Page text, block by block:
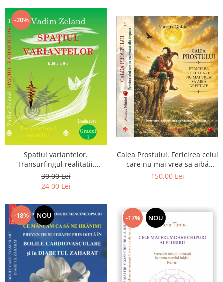
-20%
Spatiul variantelor.
Transurfingul realitatii.
Gradul 1. Cum sa ne
dezvoltam intuitia si sa ne
30,00 Lei
24,00 Lei
Calea Prostului. Fericirea celui
care nu mai vrea sa aibă
dreptate - Intoarcerea la
150,00 Lei
-18% NOU -17% NOU